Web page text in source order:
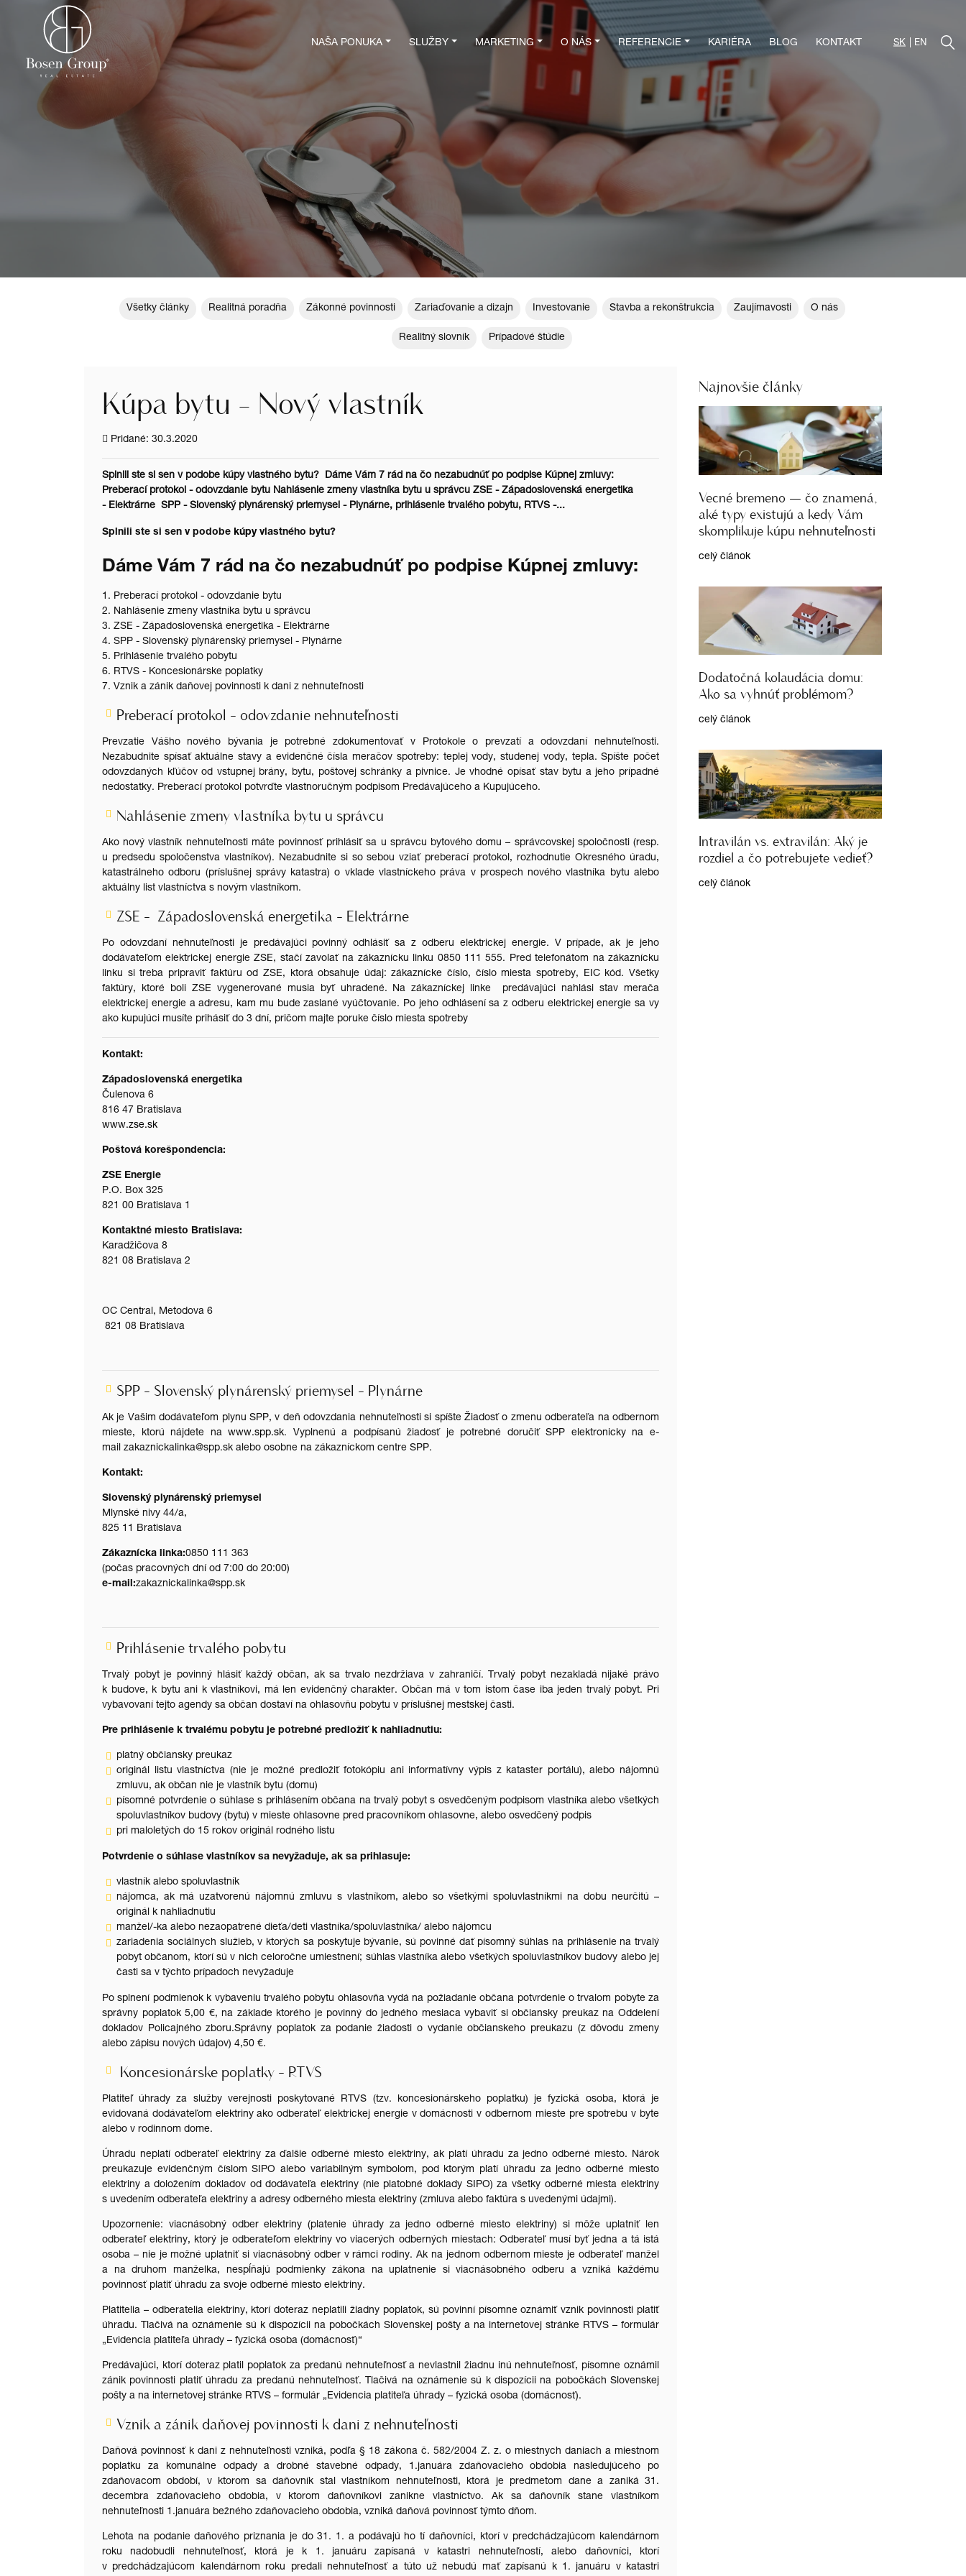
NAŠA PONUKA SLUŽBY MARKETING O NÁS REFERENCIE KARIÉRA BLOG KONTAKT SK EN
Všetky články Realitná poradňa Zákonné povinnosti Zariaďovanie a dizajn Investovanie Stavba a rekonštrukcia Zaujímavosti O nás
Realitný slovník Prípadové štúdie
Kúpa bytu - Nový vlastník
Pridané: 30.3.2020
Splnili ste si sen v podobe kúpy vlastného bytu? Dáme Vám 7 rád na čo nezabudnúť po podpise Kúpnej zmluvy:
Preberací protokol - odovzdanie bytu Nahlásenie zmeny vlastníka bytu u správcu ZSE - Západoslovenská energetika
- Elektrárne SPP - Slovenský plynárenský priemysel - Plynárne, prihlásenie trvalého pobytu, RTVS -...
Splnili ste si sen v podobe kúpy vlastného bytu?
Dáme Vám 7 rád na čo nezabudnúť po podpise Kúpnej zmluvy:
1. Preberací protokol - odovzdanie bytu
2. Nahlásenie zmeny vlastníka bytu u správcu
3. ZSE - Západoslovenská energetika - Elektrárne
4. SPP - Slovenský plynárenský priemysel - Plynárne
5. Prihlásenie trvalého pobytu
6. RTVS - Koncesionárske poplatky
7. Vznik a zánik daňovej povinnosti k dani z nehnuteľnosti
Preberací protokol - odovzdanie nehnuteľnosti
Prevzatie Vášho nového bývania je potrebné zdokumentovať v Protokole o prevzatí a odovzdaní nehnuteľnosti.
Nezabudnite spísať aktuálne stavy a evidenčné čísla meračov spotreby: teplej vody, studenej vody, tepla. Spíšte počet
odovzdaných kľúčov od vstupnej brány, bytu, poštovej schránky a pivnice. Je vhodné opísať stav bytu a jeho prípadné
nedostatky. Preberací protokol potvrďte vlastnoručným podpisom Predávajúceho a Kupujúceho.
Nahlásenie zmeny vlastníka bytu u správcu
Ako nový vlastník nehnuteľnosti máte povinnosť prihlásiť sa u správcu bytového domu – správcovskej spoločnosti (resp.
u predsedu spoločenstva vlastníkov). Nezabudnite si so sebou vziať preberací protokol, rozhodnutie Okresného úradu,
katastrálneho odboru (príslušnej správy katastra) o vklade vlastníckeho práva v prospech nového vlastníka bytu alebo
aktuálny list vlastníctva s novým vlastníkom.
ZSE - Západoslovenská energetika - Elektrárne
Po odovzdaní nehnuteľnosti je predávajúci povinný odhlásiť sa z odberu elektrickej energie. V prípade, ak je jeho
dodávateľom elektrickej energie ZSE, stačí zavolať na zákaznícku linku 0850 111 555. Pred telefonátom na zákaznícku
linku si treba pripraviť faktúru od ZSE, ktorá obsahuje údaj: zákaznícke číslo, číslo miesta spotreby, EIC kód. Všetky
faktúry, ktoré boli ZSE vygenerované musia byť uhradené. Na zákazníckej linke predávajúci nahlási stav merača
elektrickej energie a adresu, kam mu bude zaslané vyúčtovanie. Po jeho odhlásení sa z odberu elektrickej energie sa vy
ako kupujúci musíte prihásiť do 3 dní, pričom majte poruke číslo miesta spotreby
Kontakt:
Západoslovenská energetika
Čulenova 6
816 47 Bratislava
www.zse.sk
Poštová korešpondencia:
ZSE Energie
P.O. Box 325
821 00 Bratislava 1
Kontaktné miesto Bratislava:
Karadžičova 8
821 08 Bratislava 2
OC Central, Metodova 6
821 08 Bratislava
SPP - Slovenský plynárenský priemysel - Plynárne
Ak je Vašim dodávateľom plynu SPP, v deň odovzdania nehnuteľnosti si spíšte Žiadosť o zmenu odberateľa na odbernom
mieste, ktorú nájdete nawww.spp.sk. Vyplnenú a podpísanú žiadosť je potrebné doručiť SPP elektronicky na e-
mail zakaznickalinka@spp.sk alebo osobne na zákazníckom centre SPP.
Kontakt:
Slovenský plynárenský priemysel
Mlynské nivy 44/a,
825 11 Bratislava
Zákaznícka linka:0850 111 363
(počas pracovných dní od 7:00 do 20:00)
e-mail:zakaznickalinka@spp.sk
Prihlásenie trvalého pobytu
Trvalý pobyt je povinný hlásiť každý občan, ak sa trvalo nezdržiava v zahraničí. Trvalý pobyt nezakladá nijaké právo
k budove, k bytu ani k vlastníkovi, má len evidenčný charakter. Občan má v tom istom čase iba jeden trvalý pobyt. Pri
vybavovaní tejto agendy sa občan dostaví na ohlasovňu pobytu v príslušnej mestskej časti.
Pre prihlásenie k trvalému pobytu je potrebné predložiť k nahliadnutiu:
platný občiansky preukaz
originál listu vlastníctva (nie je možné predložiť fotokópiu ani informatívny výpis z kataster portálu), alebo nájomnú
zmluvu, ak občan nie je vlastník bytu (domu)
písomné potvrdenie o súhlase s prihlásením občana na trvalý pobyt s osvedčeným podpisom vlastníka alebo všetkých
spoluvlastníkov budovy (bytu) v mieste ohlasovne pred pracovníkom ohlasovne, alebo osvedčený podpis
pri maloletých do 15 rokov originál rodného listu
Potvrdenie o súhlase vlastníkov sa nevyžaduje, ak sa prihlasuje:
vlastník alebo spoluvlastník
nájomca, ak má uzatvorenú nájomnú zmluvu s vlastníkom, alebo so všetkými spoluvlastníkmi na dobu neurčitú –
originál k nahliadnutiu
manžel/-ka alebo nezaopatrené dieťa/deti vlastníka/spoluvlastníka/ alebo nájomcu
zariadenia sociálnych služieb, v ktorých sa poskytuje bývanie, sú povinné dať písomný súhlas na prihlásenie na trvalý
pobyt občanom, ktorí sú v nich celoročne umiestnení; súhlas vlastníka alebo všetkých spoluvlastníkov budovy alebo jej
časti sa v týchto prípadoch nevyžaduje
Po splnení podmienok k vybaveniu trvalého pobytu ohlasovňa vydá na požiadanie občana potvrdenie o trvalom pobyte za
správny poplatok 5,00 €, na základe ktorého je povinný do jedného mesiaca vybaviť si občiansky preukaz na Oddelení
dokladov Policajného zboru.Správny poplatok za podanie žiadosti o vydanie občianskeho preukazu (z dôvodu zmeny
alebo zápisu nových údajov) 4,50 €.
Koncesionárske poplatky - RTVS
Platiteľ úhrady za služby verejnosti poskytované RTVS (tzv. koncesionárskeho poplatku) je fyzická osoba, ktorá je
evidovaná dodávateľom elektriny ako odberateľ elektrickej energie v domácnosti v odbernom mieste pre spotrebu v byte
alebo v rodinnom dome.
Úhradu neplatí odberateľ elektriny za ďalšie odberné miesto elektriny, ak platí úhradu za jedno odberné miesto. Nárok
preukazuje evidenčným číslom SIPO alebo variabilným symbolom, pod ktorým platí úhradu za jedno odberné miesto
elektriny a doložením dokladov od dodávateľa elektriny (nie platobné doklady SIPO) za všetky odberné miesta elektriny
s uvedením odberateľa elektriny a adresy odberného miesta elektriny (zmluva alebo faktúra s uvedenými údajmi).
Upozornenie: viacnásobný odber elektriny (platenie úhrady za jedno odberné miesto elektriny) si môže uplatniť len
odberateľ elektriny, ktorý je odberateľom elektriny vo viacerých odberných miestach: Odberateľ musí byť jedna a tá istá
osoba – nie je možné uplatniť si viacnásobný odber v rámci rodiny. Ak na jednom odbernom mieste je odberateľ manžel
a na druhom manželka, nespĺňajú podmienky zákona na uplatnenie si viacnásobného odberu a vzniká každému
povinnosť platiť úhradu za svoje odberné miesto elektriny.
Platitelia – odberatelia elektriny, ktorí doteraz neplatili žiadny poplatok, sú povinní písomne oznámiť vznik povinnosti platiť
úhradu. Tlačivá na oznámenie sú k dispozícii na pobočkách Slovenskej pošty a na internetovej stránke RTVS – formulár
„Evidencia platiteľa úhrady – fyzická osoba (domácnosť)“
Predávajúci, ktorí doteraz platil poplatok za predanú nehnuteľnosť a nevlastnil žiadnu inú nehnuteľnosť, písomne oznámil
zánik povinnosti platiť úhradu za predanú nehnuteľnosť. Tlačivá na oznámenie sú k dispozícii na pobočkách Slovenskej
pošty a na internetovej stránke RTVS – formulár „Evidencia platiteľa úhrady – fyzická osoba (domácnosť).
Vznik a zánik daňovej povinnosti k dani z nehnuteľnosti
Daňová povinnosť k dani z nehnuteľnosti vzniká, podľa § 18 zákona č. 582/2004 Z. z. o miestnych daniach a miestnom
poplatku za komunálne odpady a drobné stavebné odpady, 1.januára zdaňovacieho obdobia nasledujúceho po
zdaňovacom období, v ktorom sa daňovník stal vlastníkom nehnuteľnosti, ktorá je predmetom dane a zaniká 31.
decembra zdaňovacieho obdobia, v ktorom daňovníkovi zanikne vlastníctvo. Ak sa daňovník stane vlastníkom
nehnuteľnosti 1.januára bežného zdaňovacieho obdobia, vzniká daňová povinnosť týmto dňom.
Lehota na podanie daňového priznania je do 31. 1. a podávajú ho tí daňovníci, ktorí v predchádzajúcom kalendárnom
roku nadobudli nehnuteľnosť, ktorá je k 1. januáru zapísaná v katastri nehnuteľností, alebo daňovníci, ktorí
v predchádzajúcom kalendárnom roku predali nehnuteľnosť a túto už nebudú mať zapísanú k 1. januáru v katastri
Najnovšie články
Vecné bremeno — čo znamená,
aké typy existujú a kedy Vám
skomplikuje kúpu nehnuteľnosti
celý článok
Dodatočná kolaudácia domu:
Ako sa vyhnúť problémom?
celý článok
Intravilán vs. extravilán: Aký je
rozdiel a čo potrebujete vedieť?
celý článok